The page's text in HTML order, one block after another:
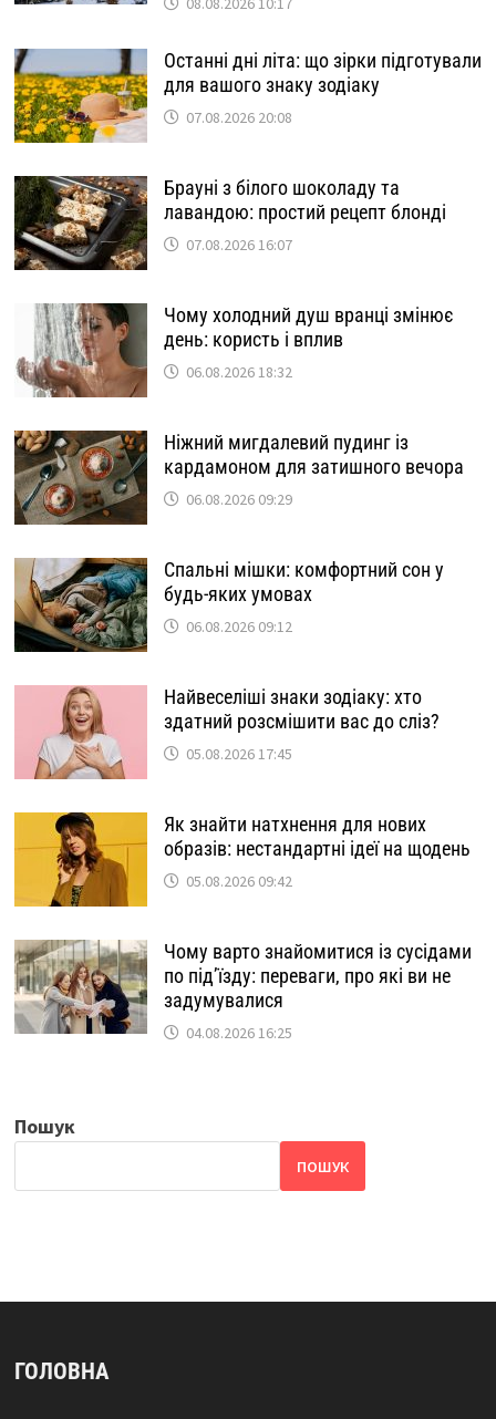
Останні дні літа: що зірки підготували
для вашого знаку зодіаку
07.08.2026 20:08
Брауні з білого шоколаду та
лавандою: простий рецепт блонді
07.08.2026 16:07
Чому холодний душ вранці змінює
день: користь і вплив
06.08.2026 18:32
Ніжний мигдалевий пудинг із
кардамоном для затишного вечора
06.08.2026 09:29
Спальні мішки: комфортний сон у
будь-яких умовах
06.08.2026 09:12
Найвеселіші знаки зодіаку: хто
здатний розсмішити вас до сліз?
05.08.2026 17:45
Як знайти натхнення для нових
образів: нестандартні ідеї на щодень
05.08.2026 09:42
Чому варто знайомитися із сусідами
по під’їзду: переваги, про які ви не
задумувалися
04.08.2026 16:25
Пошук
ПОШУК
ГОЛОВНА